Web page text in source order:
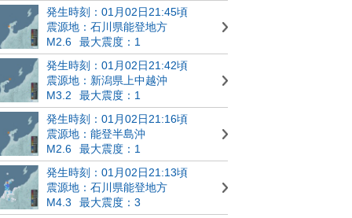
発生時刻：01月02日21:45頃
震源地：石川県能登地方
M2.6
最大震度：1
発生時刻：01月02日21:42頃
震源地：新潟県上中越沖
M3.2
最大震度：1
発生時刻：01月02日21:16頃
震源地：能登半島沖
M2.6
最大震度：1
発生時刻：01月02日21:13頃
震源地：石川県能登地方
M4.3
最大震度：3